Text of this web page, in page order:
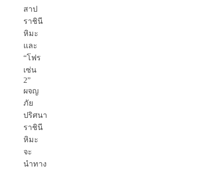
สาป
ราชินี
หิมะ
และ
“โฟร
เซ่น
2”
ผจญ
ภัย
ปริศนา
ราชินี
หิมะ
จะ
นำทาง